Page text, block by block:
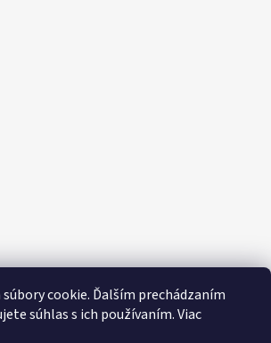
cookie. Ďalším prechádzaním
súhlas s ich používaním. Viac